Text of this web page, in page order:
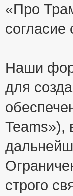
«Про
согласие
Наши
для
Teams»),
строго